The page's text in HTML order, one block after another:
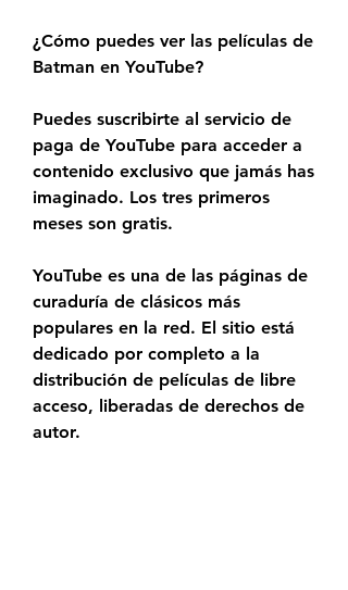
¿Cómo puedes ver las películas de
Batman en YouTube?
Puedes suscribirte al servicio de
paga de YouTube para acceder a
contenido exclusivo que jamás has
imaginado. Los tres primeros
meses son gratis.
YouTube es una de las páginas de
curaduría de clásicos más
populares en la red. El sitio está
dedicado por completo a la
distribución de películas de libre
acceso, liberadas de derechos de
autor.